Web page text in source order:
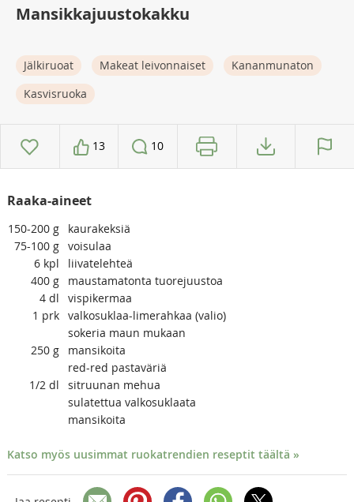
Mansikkajuustokakku
Jälkiruoat Makeat leivonnaiset
Kananmunaton
Kasvisruoka
13 10
Raaka-aineet
150-200 g
kaurakeksiä
75-100 g voisulaa
6 kpl
liivatelehteä
400 g
maustamatonta tuorejuustoa
4 dl
vispikermaa
1 prk valkosuklaa-limerahkaa (valio)
sokeria maun mukaan
250 g
mansikoita
red-red pastaväriä
1/2 dl
sitruunan mehua
sulatettua valkosuklaata
mansikoita
Katso myös uusimmat ruokatrendien reseptit täältä »